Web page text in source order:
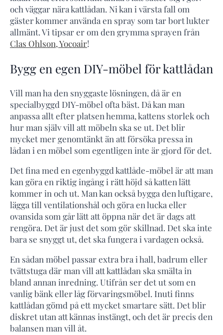
och väggar nära kattlådan. Ni kan i värsta fall om
gäster kommer använda en spray som tar bort lukter
allmänt. Vi tipsar er om den grymma sprayen från
Clas Ohlson, Yocoair!
Bygg en egen DIY-möbel för kattlådan
Vill man ha den snyggaste lösningen, då är en
specialbyggd DIY-möbel ofta bäst. Då kan man
anpassa allt efter platsen hemma, kattens storlek och
hur man själv vill att möbeln ska se ut. Det blir
mycket mer genomtänkt än att försöka pressa in
lådan i en möbel som egentligen inte är gjord för det.
Det fina med en egenbyggd kattlåde-möbel är att man
kan göra en riktig ingång i rätt höjd så katten lätt
kommer in och ut. Man kan också bygga den luftigare,
lägga till ventilationshål och göra en lucka eller
ovansida som går lätt att öppna när det är dags att
rengöra. Det är just det som gör skillnad. Det ska inte
bara se snyggt ut, det ska fungera i vardagen också.
En sådan möbel passar extra bra i hall, badrum eller
tvättstuga där man vill att kattlådan ska smälta in
bland annan inredning. Utifrån ser det ut som en
vanlig bänk eller låg förvaringsmöbel. Inuti finns
kattlådan gömd på ett mycket smartare sätt. Det blir
diskret utan att kännas instängt, och det är precis den
balansen man vill åt.